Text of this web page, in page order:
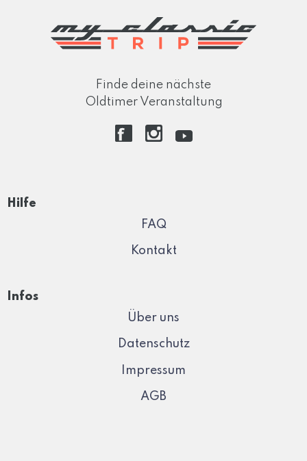
Finde deine nächste
Oldtimer Veranstaltung
Hilfe
FAQ
Kontakt
Infos
Über uns
Datenschutz
Impressum
AGB